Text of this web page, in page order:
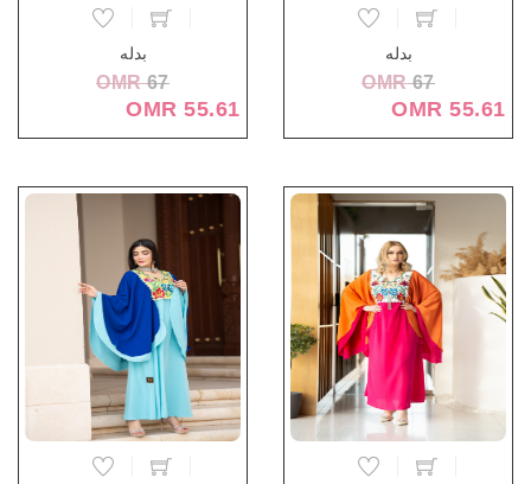
بدله
67
OMR
55.61 OMR
بدله
67
OMR
55.61 OMR